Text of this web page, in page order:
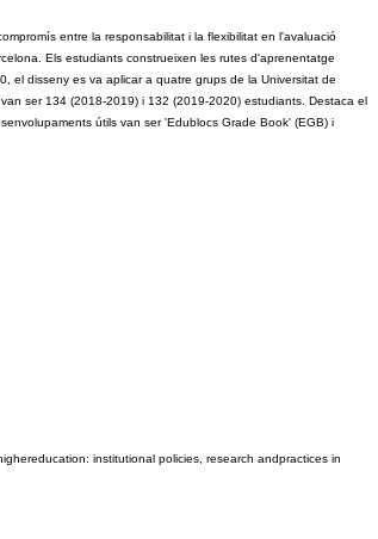
entre la responsabilitat i la flexibilitat en l'avaluació
Els estudiants construeixen les rutes d'aprenentatge
el disseny es va aplicar a quatre grups de la Universitat de
ser 134 (2018-2019) i 132 (2019-2020) estudiants. Destaca el
útils van ser 'Edublocs Grade Book' (EGB) i
institutional policies, research andpractices in